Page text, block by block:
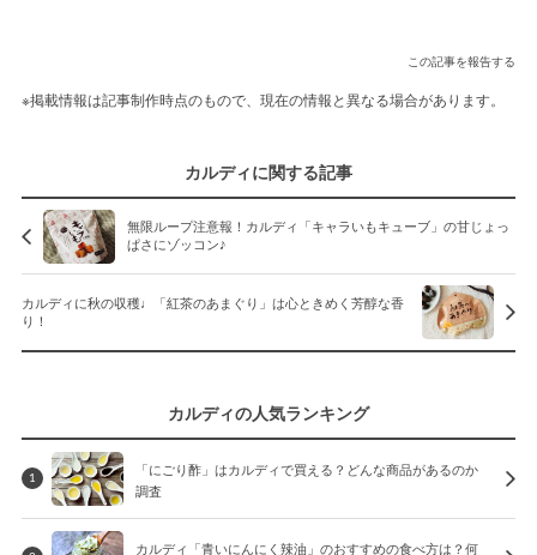
この記事を報告する
※掲載情報は記事制作時点のもので、現在の情報と異なる場合があります。
カルディに関する記事
無限ループ注意報！カルディ「キャラいもキューブ」の甘じょっ
ぱさにゾッコン♪
カルディに秋の収穫♩「紅茶のあまぐり」は心ときめく芳醇な香
り！
カルディの人気ランキング
1
「にごり酢」はカルディで買える？どんな商品があるのか
調査
カルディ「青いにんにく辣油」のおすすめの食べ方は？何